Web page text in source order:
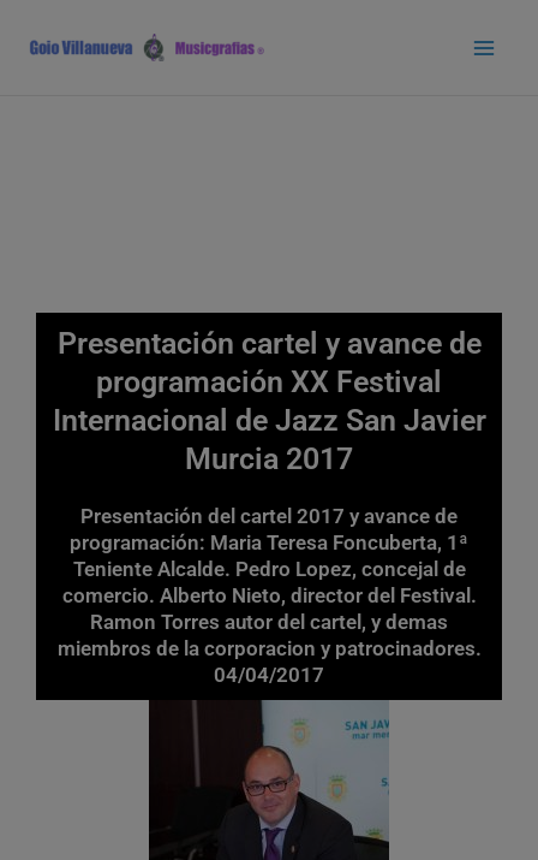
contenido
Presentación cartel y avance de
programación XX Festival
Internacional de Jazz San Javier
Murcia 2017
Presentación del cartel 2017 y avance de
programación: Maria Teresa Foncuberta, 1ª
Teniente Alcalde. Pedro Lopez, concejal de
comercio. Alberto Nieto, director del Festival.
Ramon Torres autor del cartel, y demas
miembros de la corporacion y patrocinadores.
04/04/2017